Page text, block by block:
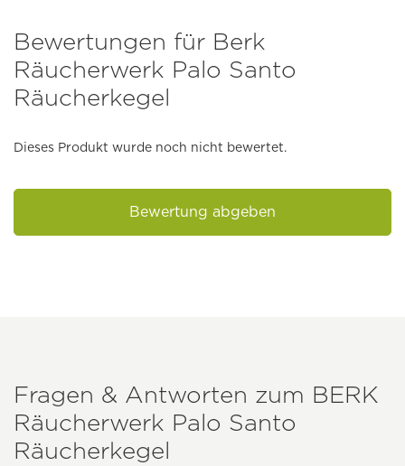
Bewertungen für Berk
Räucherwerk Palo Santo
Räucherkegel
Dieses Produkt wurde noch nicht bewertet.
Bewertung abgeben
Fragen & Antworten zum BERK
Räucherwerk Palo Santo
Räucherkegel